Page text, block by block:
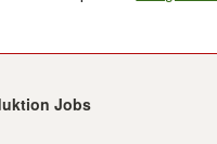
Jobs